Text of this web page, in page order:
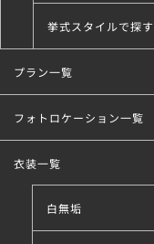
挙式スタイルで探す
こだわり条件で探す
プラン一覧
フォトロケーション一覧
衣装一覧
白無垢